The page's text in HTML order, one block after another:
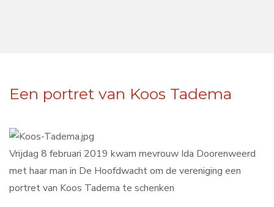
Een portret van Koos Tadema
Vrijdag 8 februari 2019 kwam mevrouw Ida Doorenweerd
met haar man in De Hoofdwacht om de vereniging een
portret van Koos Tadema te schenken